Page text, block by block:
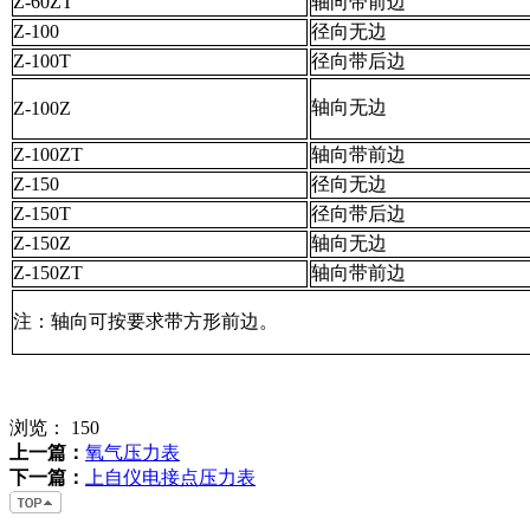
Z-100
径向无边
Z-100T
径向带后边
Z-100Z 轴向无边
Z-100ZT
轴向带前边
Z-150
径向无边
Z-150T
径向带后边
Z-150Z
轴向无边
Z-150ZT
轴向带前边
注：轴向可按要求带方形前边。
浏览： 150
上一篇： 氧气压力表
下一篇：
上自仪电接点压力表